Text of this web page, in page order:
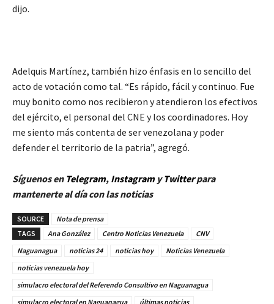
dijo.
Adelquis Martínez, también hizo énfasis en lo sencillo del
acto de votación como tal. “Es rápido, fácil y continuo. Fue
muy bonito como nos recibieron y atendieron los efectivos
del ejército, el personal del CNE y los coordinadores. Hoy
me siento más contenta de ser venezolana y poder
defender el territorio de la patria”, agregó.
Síguenos en Telegram, InstagramyTwitterpara
mantenerte al día con las noticias
SOURCE
Nota de prensa
TAGS
Ana González Centro Noticias Venezuela
CNV
Naguanagua
noticias 24 noticias hoy
Noticias Venezuela
noticias venezuela hoy
simulacro electoral del Referendo Consultivo en Naguanagua
simulacro electoral en Naguanagua
últimas noticias